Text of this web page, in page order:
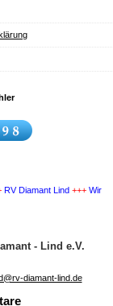
Lind+++Wir suchen
- Lind e.V.
diamant-lind.de